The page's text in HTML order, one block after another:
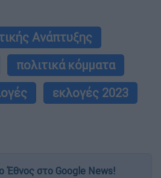
Ανάπτυξης
πολιτικά κόμματα
εκλογές 2023
Έθνος στο Google News!